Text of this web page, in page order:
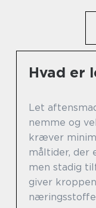
Hvad er
Let
nemme og
kræver
måltider, der
men stadig
giver